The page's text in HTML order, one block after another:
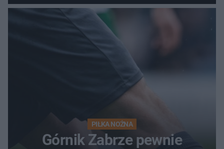
PIŁKA NOŻNA
Górnik Zabrze pewnie